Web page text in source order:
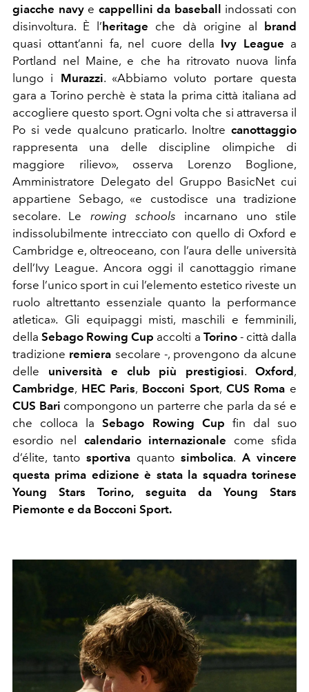
giacche navye cappellini da baseball
indossati con
disinvoltura. È l’ heritage che dà origine al
brand
quasi ottant’anni fa, nel cuore della Ivy League a
Portland nel Maine, e che ha ritrovato nuova linfa
lungo i Murazzi. «Abbiamo voluto portare questa
gara a Torino perchè è stata la prima città italiana ad
accogliere questo sport. Ogni volta che si attraversa il
Po si vede qualcuno praticarlo. Inoltre canottaggio
rappresenta una delle discipline olimpiche di
maggiore rilievo», osserva Lorenzo Boglione,
Amministratore Delegato del Gruppo BasicNet cui
appartiene Sebago, «e custodisce una tradizione
secolare. Le rowing schools incarnano uno stile
indissolubilmente intrecciato con quello di Oxford e
Cambridge e, oltreoceano, con l’aura delle università
dell’Ivy League. Ancora oggi il canottaggio rimane
forse l’unico sport in cui l’elemento estetico riveste un
ruolo altrettanto essenziale quanto la performance
atletica». Gli equipaggi misti, maschili e femminili,
dellaSebago Rowing Cup accolti a Torino- città dalla
tradizione remiera secolare -, provengono da alcune
delle università e club più prestigiosi.Oxford ,
Cambridge, HEC Paris, Bocconi Sport, CUS Roma e
CUS Bari compongono un parterre che parla da sé e
che colloca laSebago Rowing Cup fin dal suo
esordio nel calendario internazionale come sfida
d’élite, tanto sportiva quanto simbolica. A vincere
questa prima edizione è stata la squadra torinese
Young Stars Torino, seguita da Young Stars
Piemonte e da Bocconi Sport.